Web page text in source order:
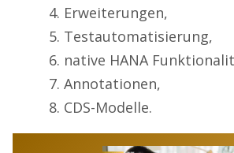
Erweiterungen,
Testautomatisierung,
native HANA
Annotationen,
CDS-Modelle.